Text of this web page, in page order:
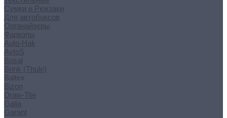
Сумки и Рюкзаки
Для автобоксов
Органайзеры
Фаркопы
Auto-Hak
AvtoS
Bosal
Brink (Thule)
Baltex
Bizon
Draw-Tite
Galia
Garant